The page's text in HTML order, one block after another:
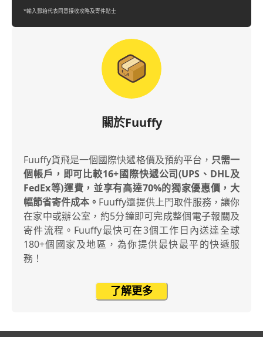
關於Fuuffy
Fuuffy貨飛是一個國際快遞格價及預約平台， 只需一
個帳戶，即可比較16+國際快遞公司(UPS、DHL及
FedEx等)運費，並享有高達70%的獨家優惠價，大
幅節省寄件成本。 Fuuffy還提供上門取件服務，讓你
在家中或辦公室，約5分鐘即可完成整個電子報關及
寄件流程。Fuuffy最快可在3個工作日內送達全球
180+個國家及地區，為你提供最快最平的快遞服
務！
了解更多
*輸入郵箱代表同意接收攻略及寄件貼士